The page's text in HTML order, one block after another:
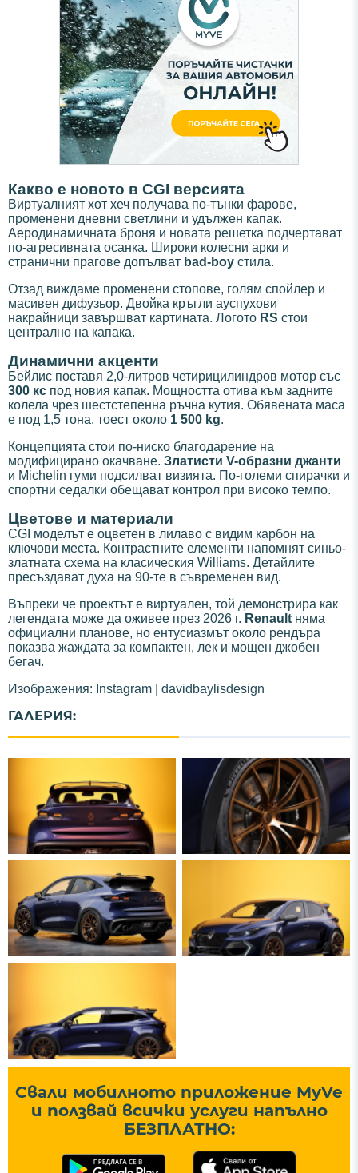
Какво е новото в CGI версията
Виртуалният хот хеч получава по-тънки фарове,
променени дневни светлини и удължен капак.
Аеродинамичната броня и новата решетка подчертават
по-агресивната осанка. Широки колесни арки и
странични прагове допълват bad-boy стила.
Отзад виждаме променени стопове, голям спойлер и
масивен дифузьор. Двойка кръгли ауспухови
накрайници завършват картината. Логото RS стои
централно на капака.
Динамични акценти
Бейлис поставя 2,0-литров четирицилиндров мотор със
300 кс под новия капак. Мощността отива към задните
колела чрез шестстепенна ръчна кутия. Обявената маса
е под 1,5 тона, тоест около 1 500 kg.
Концепцията стои по-ниско благодарение на
модифицирано окачване. Златисти V-образни джанти
и Michelin гуми подсилват визията. По-големи спирачки и
спортни седалки обещават контрол при високо темпо.
Цветове и материали
CGI моделът е оцветен в лилаво с видим карбон на
ключови места. Контрастните елементи напомнят синьо-
златната схема на класическия Williams. Детайлите
пресъздават духа на 90-те в съвременен вид.
Въпреки че проектът е виртуален, той демонстрира как
легендата може да оживее през 2026 г. Renault няма
официални планове, но ентусиазмът около рендъра
показва жаждата за компактен, лек и мощен джобен
бегач.
Изображения: Instagram | davidbaylisdesign
ГАЛЕРИЯ:
Свали мобилното приложение MyVe
и ползвай всички услуги напълно
БЕЗПЛАТНО: